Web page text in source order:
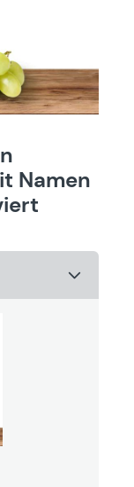
Namen